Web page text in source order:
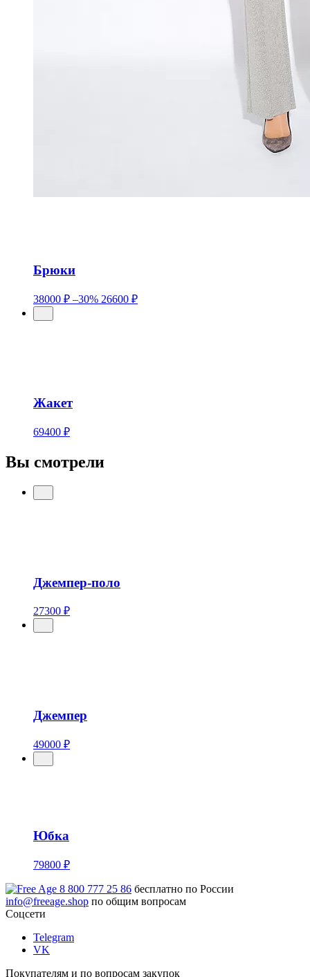
Брюки
38000 ₽ –30% 26600 ₽
Жакет
69400 ₽
Вы смотрели
Джемпер-поло
27300 ₽
Джемпер
49000 ₽
Юбка
79800 ₽
8 800 777 25 86 бесплатно по России
info@freeage.shop по общим вопросам
Соцсети
Telegram
VK
Покупателям и по вопросам закупок